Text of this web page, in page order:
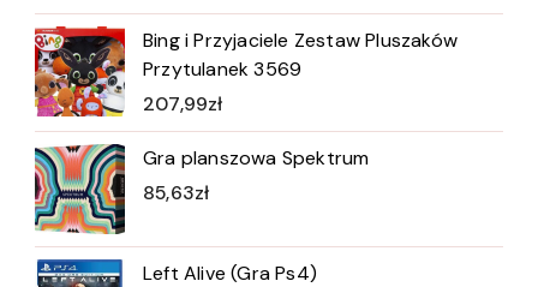
Bing i Przyjaciele Zestaw Pluszaków
Przytulanek 3569
207,99zł
Gra planszowa Spektrum
85,63zł
Left Alive (Gra Ps4)